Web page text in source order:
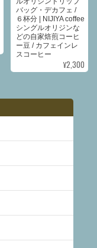
バッグ・デカフェ /
６杯分 | NIJIYA coffee
シングルオリジンな
どの自家焙煎コーヒ
ー豆 / カフェインレ
スコーヒー
¥2,300